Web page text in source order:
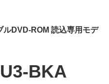
DVD-ROM 読込専用モデ
BKA